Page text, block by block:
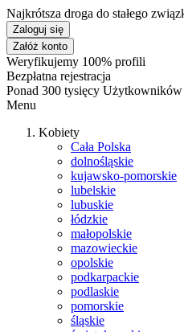
Najkrótsza droga do stałego
Zaloguj się
Załóż konto
Weryfikujemy 100% profili
Bezpłatna rejestracja
Ponad 300 tysięcy Użytkowników
Menu
Kobiety
Cała Polska
dolnośląskie
kujawsko-pomorskie
lubelskie
lubuskie
łódzkie
małopolskie
mazowieckie
opolskie
podkarpackie
podlaskie
pomorskie
śląskie